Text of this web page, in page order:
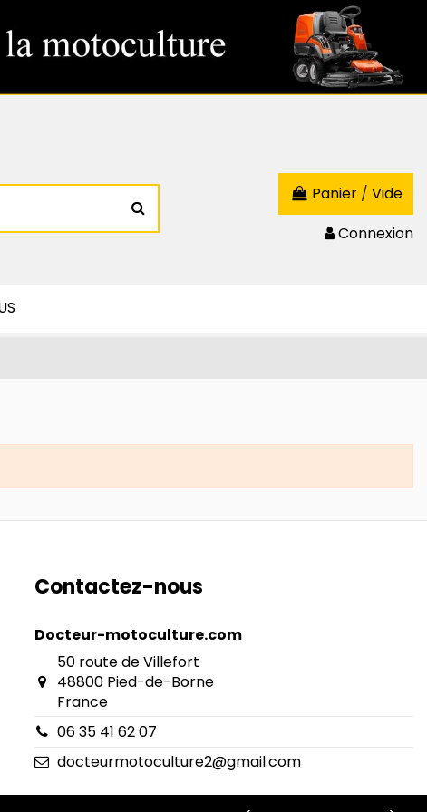
Panier / Vide
Connexion
Contactez-nous
Docteur-motoculture.com
50 route de Villefort
48800 Pied-de-Borne
France
06 35 41 62 07
docteurmotoculture2@gmail.com